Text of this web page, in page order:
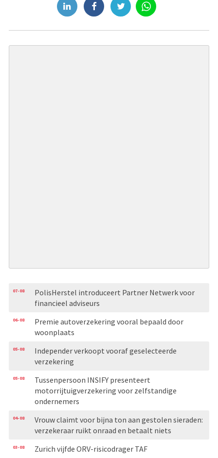
07-08
PolisHerstel introduceert Partner Netwerk voor
financieel adviseurs
06-08
Premie autoverzekering vooral bepaald door
woonplaats
05-08
Independer verkoopt vooraf geselecteerde
verzekering
05-08
Tussenpersoon INSIFY presenteert
motorrijtuigverzekering voor zelfstandige
ondernemers
04-08
Vrouw claimt voor bijna ton aan gestolen sieraden:
verzekeraar ruikt onraad en betaalt niets
03-08 Zurich vijfde ORV-risicodrager TAF